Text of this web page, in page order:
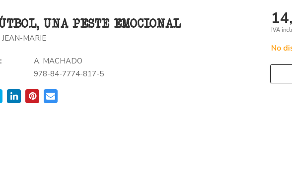
UNA PESTE EMOCIONAL
MARIE
A. MACHADO
978-84-7774-817-5
IVA
No